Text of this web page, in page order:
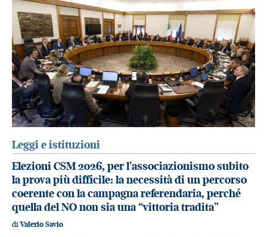
Leggi e istituzioni
Elezioni CSM 2026, per l’associazionismo subito
la prova più difficile: la necessità di un percorso
coerente con la campagna referendaria, perché
quella del NO non sia una “vittoria tradita”
diValerio Savio